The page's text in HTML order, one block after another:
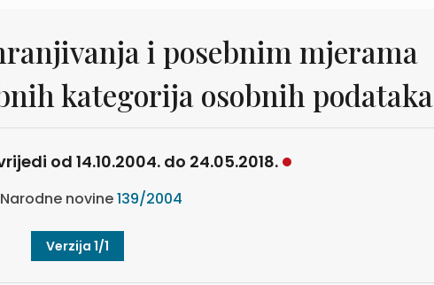
i posebnim mjerama
kategorija osobnih podataka
od 14.10.2004. do 24.05.2018.
Narodne novine139/2004
Verzija 1/1